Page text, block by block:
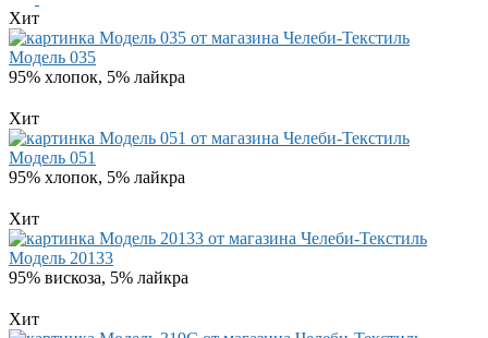
Хит
Модель 035
95% хлопок, 5% лайкра
Хит
Модель 051
95% хлопок, 5% лайкра
Хит
Модель 20133
95% вискоза, 5% лайкра
Хит